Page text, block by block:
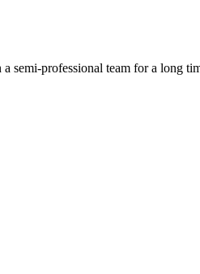
semi-professional team for a long